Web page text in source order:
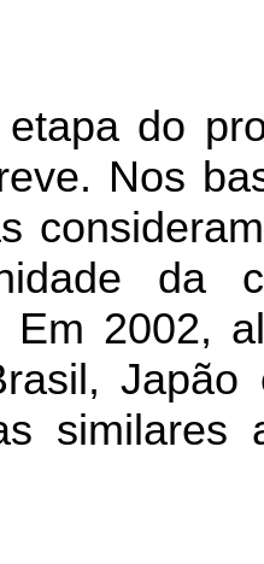
do
Nos
da
Em 2002,
similares